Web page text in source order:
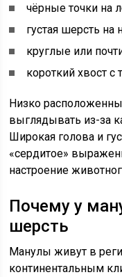
чёрные точки на
густая шерсть на
круглые или
короткий хвост
Низко
выглядывать из-за
Широкая голова и
«сердитое»
настроение
Почему у
шерсть
Манулы живут в
континентальным